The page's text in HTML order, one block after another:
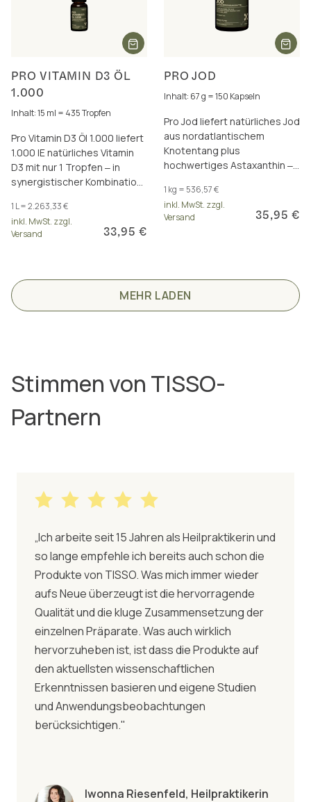
PRO VITAMIN D3 ÖL
1.000
Inhalt: 15 ml = 435 Tropfen
Pro Vitamin D3 Öl 1.000 liefert
1.000 IE natürliches Vitamin
D3 mit nur 1 Tropfen ‒ in
synergistischer Kombination
MK-7).
1 L = 2.263,33 €
inkl. MwSt. zzgl.
Versand
33,95 €
PRO JOD
Inhalt: 67 g = 150 Kapseln
Pro Jod liefert natürliches Jod
aus nordatlantischem
Knotentang plus
hochwertiges Astaxanthin ‒
Energiestoffwechsel und
mehr.
1 kg = 536,57 €
inkl. MwSt. zzgl.
Versand
35,95 €
MEHR LADEN
Stimmen von TISSO-
Partnern
„Ich arbeite seit 15 Jahren als Heilpraktikerin und
so lange empfehle ich bereits auch schon die
Produkte von TISSO. Was mich immer wieder
aufs Neue überzeugt ist die hervorragende
Qualität und die kluge Zusammensetzung der
einzelnen Präparate. Was auch wirklich
hervorzuheben ist, ist dass die Produkte auf
den aktuellsten wissenschaftlichen
Erkenntnissen basieren und eigene Studien
und Anwendungsbeobachtungen
berücksichtigen."
Iwonna Riesenfeld, Heilpraktikerin